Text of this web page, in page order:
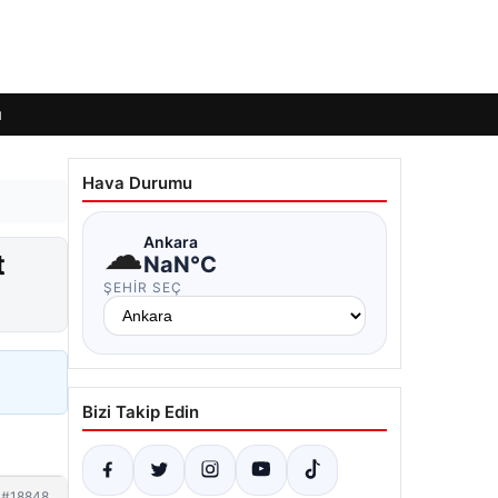
Hava Durumu
☁Ankara
NaN°C
ŞEHIR SEÇ
Bizi Takip Edin